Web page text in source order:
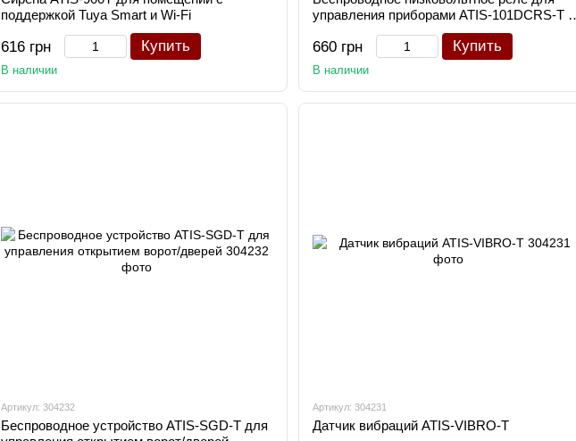
поддержкой Tuya Smart и Wi-Fi
616 грн Купить
В наличии
управления приборами ATIS-101DCRS-T с
поддержкой Tuya Smart
660 грн Купить
В наличии
Артикул: 304232
Беспроводное устройство ATIS-SGD-T для
Артикул: 304231
Датчик вибраций ATIS-VIBRO-T